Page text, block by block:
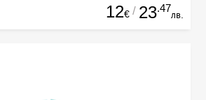
12€ / 23.47
лв.